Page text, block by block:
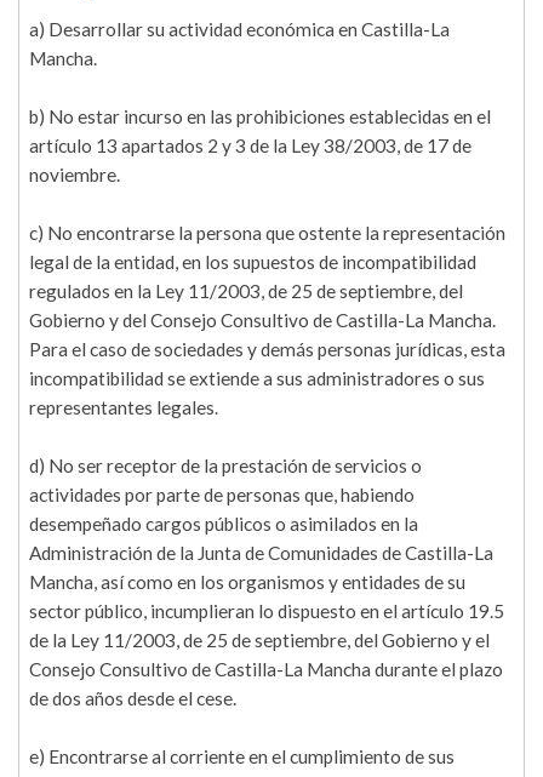
a) Desarrollar su actividad económica en Castilla-La
Mancha.
b) No estar incurso en las prohibiciones establecidas en el
artículo 13 apartados 2 y 3 de la Ley 38/2003, de 17 de
noviembre.
c) No encontrarse la persona que ostente la representación
legal de la entidad, en los supuestos de incompatibilidad
regulados en la Ley 11/2003, de 25 de septiembre, del
Gobierno y del Consejo Consultivo de Castilla-La Mancha.
Para el caso de sociedades y demás personas jurídicas, esta
incompatibilidad se extiende a sus administradores o sus
representantes legales.
d) No ser receptor de la prestación de servicios o
actividades por parte de personas que, habiendo
desempeñado cargos públicos o asimilados en la
Administración de la Junta de Comunidades de Castilla-La
Mancha, así como en los organismos y entidades de su
sector público, incumplieran lo dispuesto en el artículo 19.5
de la Ley 11/2003, de 25 de septiembre, del Gobierno y el
Consejo Consultivo de Castilla-La Mancha durante el plazo
de dos años desde el cese.
e) Encontrarse al corriente en el cumplimiento de sus